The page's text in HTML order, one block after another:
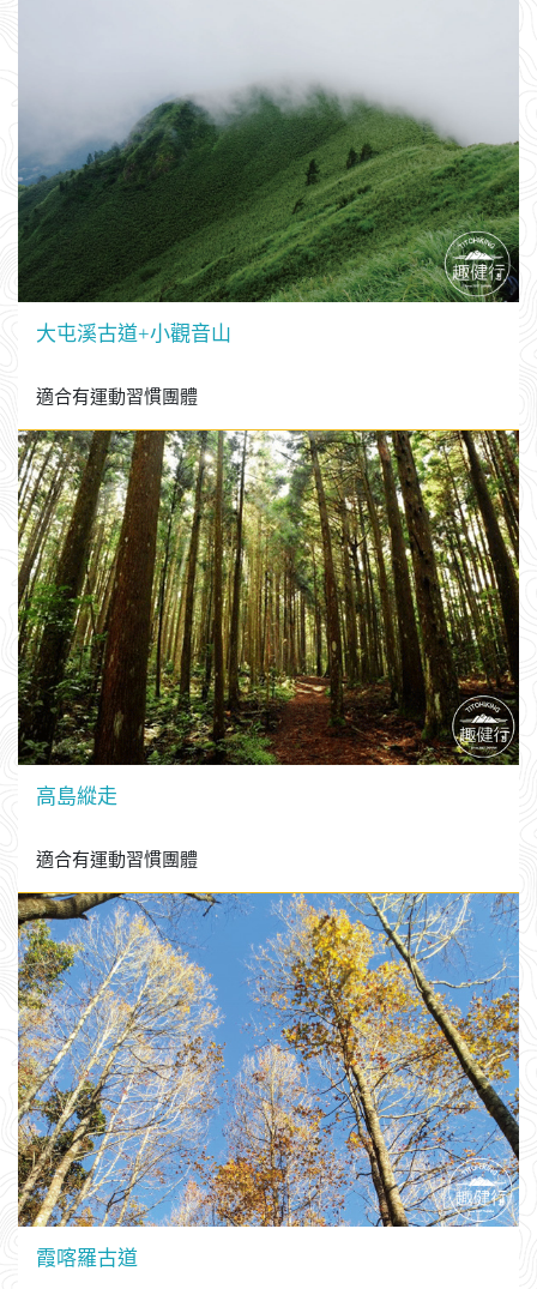
磺嘴山+翠翠谷
適合有運動習慣團體
大屯溪古道+小觀音山
適合有運動習慣團體
高島縱走
適合有運動習慣團體